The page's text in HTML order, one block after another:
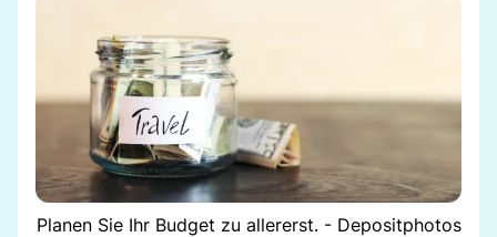
Planen Sie Ihr Budget zu allererst. - Depositphotos